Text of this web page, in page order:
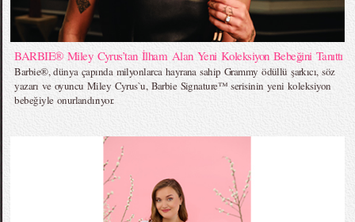
BARBIE® Miley Cyrus’tan İlham Alan Yeni Koleksiyon Bebeğini Tanıttı
Barbie®, dünya çapında milyonlarca hayrana sahip Grammy ödüllü şarkıcı, söz
yazarı ve oyuncu Miley Cyrus`u, Barbie Signature™ serisinin yeni koleksiyon
bebeğiyle onurlandırıyor.